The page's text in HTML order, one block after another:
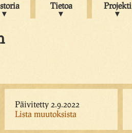
Tietoa Projekti
Päivitetty 2.9.2022
Lista muutoksista